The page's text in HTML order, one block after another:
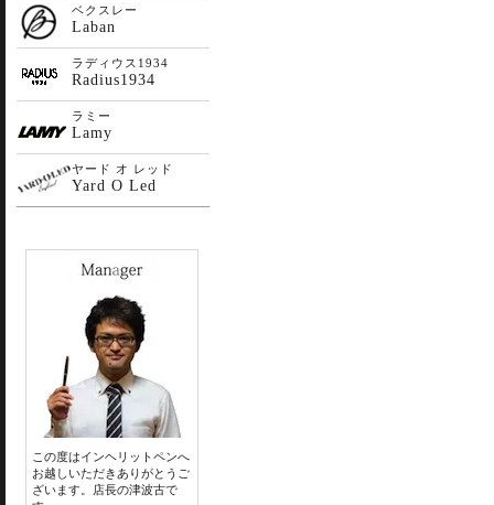
ベクスレー
Laban
ラディウス1934
Radius1934
ラミー
Lamy
ヤード オ レッド
Yard O Led
この度はインヘリットペンへ
お越しいただきありがとうご
ざいます。店長の津波古で